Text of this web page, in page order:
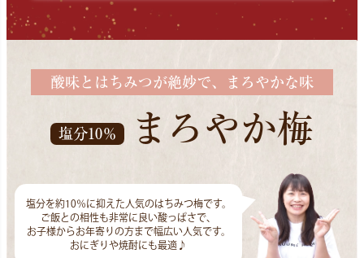
酸味とはちみつが絶妙で、まろやかな味
塩分10％ まろやか梅
塩分を約10％に抑えた人気のはちみつ梅です。
ご飯との相性も非常に良い酸っぱさで、
お子様からお年寄りの方まで幅広い人気です。
おにぎりや焼酎にも最適♪